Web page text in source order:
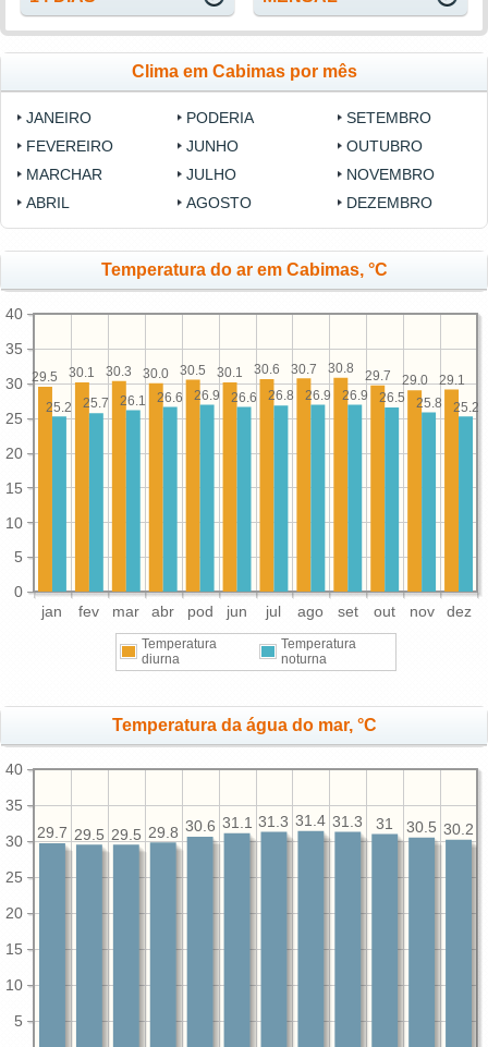
Clima em Cabimas por mês
JANEIRO
FEVEREIRO
MARCHAR
ABRIL
PODERIA
JUNHO
JULHO
AGOSTO
SETEMBRO
OUTUBRO
NOVEMBRO
DEZEMBRO
Temperatura do ar em Cabimas, °C
jan fev mar abr pod jun jul ago set out nov dez
0
5
10
15
20
25
30
35
40
29.1
29.0
29.7
30.8
30.7
30.6
30.1
30.5
30.0
30.3
30.1
29.5
25.2
25.8
26.5
26.9
26.9
26.8
26.6
26.9
26.6
26.1
25.7
25.2
Temperatura
diurna
Temperatura
noturna
Temperatura da água do mar, °C
5
10
15
20
25
30
35
40
30.2
30.5
31
31.3
31.4
31.3
31.1
30.6
29.8
29.5
29.5
29.7